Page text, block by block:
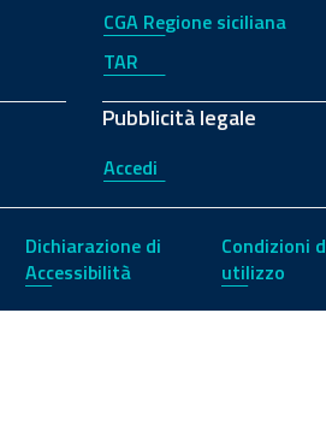
CGA Regione siciliana
TAR
Pubblicità legale
Accedi
Dichiarazione di
Accessibilità
Condizioni
utilizzo